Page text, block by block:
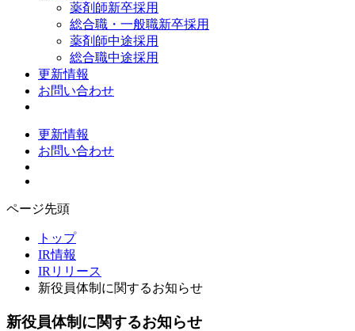
薬剤師新卒採用
総合職・一般職新卒採用
薬剤師中途採用
総合職中途採用
更新情報
お問い合わせ
更新情報
お問い合わせ
ページ先頭
トップ
IR情報
IRリリース
新役員体制に関するお知らせ
新役員体制に関するお知らせ